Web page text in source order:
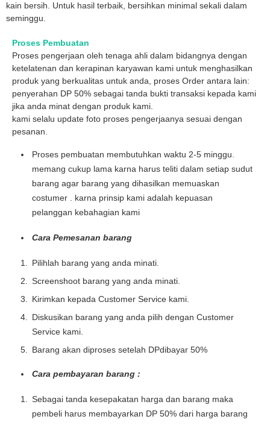
kain bersih. Untuk hasil terbaik, bersihkan minimal sekali dalam
seminggu.
Proses Pembuatan
Proses pengerjaan oleh tenaga ahli dalam bidangnya dengan
ketelatenan dan kerapinan karyawan kami untuk menghasilkan
produk yang berkualitas untuk anda, proses Order antara lain:
penyerahan DP 50% sebagai tanda bukti transaksi kepada kami
jika anda minat dengan produk kami.
kami selalu update foto proses pengerjaanya sesuai dengan
pesanan.
Proses pembuatan membutuhkan waktu 2-5 minggu.
memang cukup lama karna harus teliti dalam setiap sudut
barang agar barang yang dihasilkan memuaskan
costumer . karna prinsip kami adalah kepuasan
pelanggan kebahagian kami
Cara Pemesanan barang
Pilihlah barang yang anda minati.
Screenshoot barang yang anda minati.
Kirimkan kepada Customer Service kami.
Diskusikan barang yang anda pilih dengan Customer
Service kami.
Barang akan diproses setelah DPdibayar 50%
Cara pembayaran barang :
Sebagai tanda kesepakatan harga dan barang maka
pembeli harus membayarkan DP 50% dari harga barang